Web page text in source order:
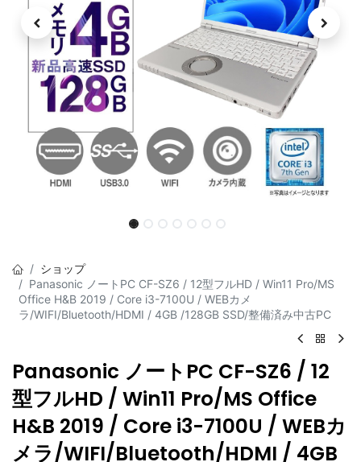
ショップ
Panasonic ノートPC CF-SZ6 / 12型フルHD / Win11 Pro/MS
Office H&B 2019 / Core i3-7100U / WEBカメ
ラ/WIFI/Bluetooth/HDMI / 4GB /128GB SSD/整備済み中古PC
Panasonic ノートPC CF-SZ6 / 12
型フルHD / Win11 Pro/MS Office
H&B 2019 / Core i3-7100U / WEBカ
メラ/WIFI/Bluetooth/HDMI / 4GB